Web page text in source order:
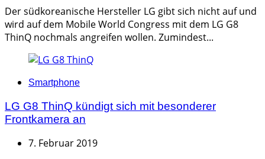
Der südkoreanische Hersteller LG gibt sich nicht auf und
wird auf dem Mobile World Congress mit dem LG G8
ThinQ nochmals angreifen wollen. Zumindest...
Categories
Smartphone
LG G8 ThinQ kündigt sich mit besonderer
Frontkamera an
7. Februar 2019